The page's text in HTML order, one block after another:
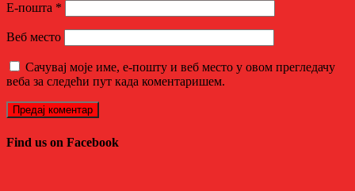
Е-пошта *
Веб место
Сачувај моје име, е-пошту и веб место у овом прегледачу
веба за следећи пут када коментаришем.
Find us on Facebook